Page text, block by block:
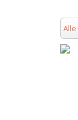
Alle